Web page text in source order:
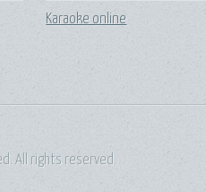
Karaoke online
All rights reserved.